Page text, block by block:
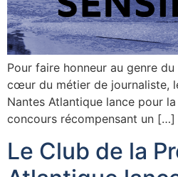
Pour faire honneur au genre
cœur du métier de journaliste,
Nantes Atlantique lance pour
concours récompensant un […]
Le Club de la